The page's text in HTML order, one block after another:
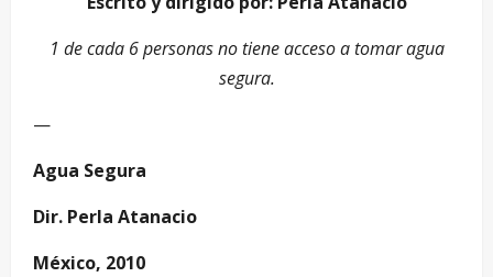
1 de cada 6 personas no tiene acceso a tomar agua
segura.
—
Agua Segura
Dir. Perla Atanacio
México, 2010